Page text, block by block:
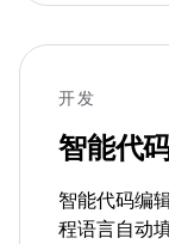
开发
智能代
智能代码编
程语言自动